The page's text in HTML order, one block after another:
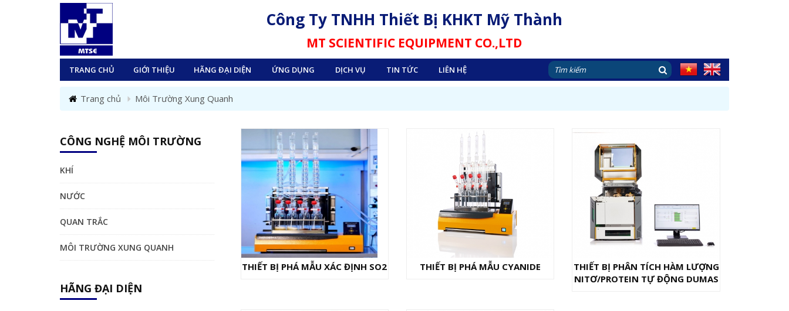
Công Ty TNHH Thiết Bị KHKT Mỹ Thành
MT SCIENTIFIC EQUIPMENT CO.,LTD
TRANG CHỦ GIỚI THIỆU HÃNG ĐẠI DIỆN ỨNG DỤNG DỊCH VỤ TIN TỨC LIÊN HỆ
Trang chủ Môi Trường Xung Quanh
THIẾT BỊ PHÁ MẪU XÁC ĐỊNH SO2 THIẾT BỊ PHÁ MẪU CYANIDE
THIẾT BỊ PHÂN TÍCH HÀM LƯỢNG
NITƠ/PROTEIN TỰ ĐỘNG DUMAS
CÔNG NGHỆ MÔI TRƯỜNG
KHÍ
NƯỚC
QUAN TRẮC
MÔI TRƯỜNG XUNG QUANH
HÃNG ĐẠI DIỆN